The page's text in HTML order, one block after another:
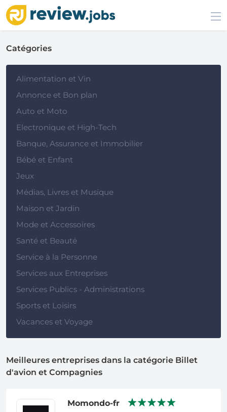
Catégories
Alimentation et Vin
Annonce et Bon plan
Auto et Moto
Electronique et High-Tech
Banque, Assurance et Immobilier
Bébé et Enfant
Jeux
Médias, Livres et Musique
Maison et Jardin
Mode et Accessoires
Santé et Beauté
Service à la Personne
Services aux Entreprises
Services Publics - Administrations
Sports et Loisirs
Vacances et Voyage
Meilleures entreprises dans la catégorie Billet
d'avion et Compagnies
Momondo-fr